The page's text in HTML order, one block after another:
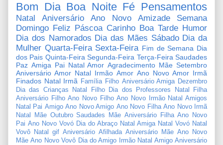
Bom Dia Boa Noite Fé Pensamentos
Natal Aniversário Ano Novo Amizade
Semana
Domingo Feliz Páscoa Carinho Boa Tarde Humor
Dia dos Namorados Dia das Mães Sábado Dia da
Mulher Quarta-Feira Sexta-Feira Fim de Semana Dia
dos Pais Quinta-Feira Segunda-Feira Terça-Feira Saudades
Paz Amiga Pai Natal Amor Agradecimento Mãe Setembro
Aniversário Amor Natal Irmão Amor Ano Novo Amor Irmã
Finados Natal Irmã Família Filho Aniversário Amiga Dezembro
Dia das Crianças
Natal Filho Dia dos Professores
Natal Filha
Aniversário Filho Ano Novo Filho Ano Novo Irmão Natal Amigos
Natal Pai Amigo Ano Novo Amigo Ano Novo Filha Ano Novo Irmã
Natal Mãe Outubro Saudades Mãe Aniversário Filha Ano Novo
Pai Ano Novo Vovó Dia do Abraço Natal Amiga Natal Vovó Natal
Vovô
Natal gif Aniversário Afilhada Aniversário Mãe Ano Novo
Mãe Ano Novo Vovô Dia do Amigo Irmão Natal Amigo Aniversário